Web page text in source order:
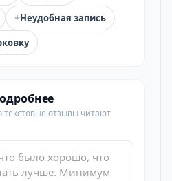
+Неудобная запись
текстовые отзывы читают